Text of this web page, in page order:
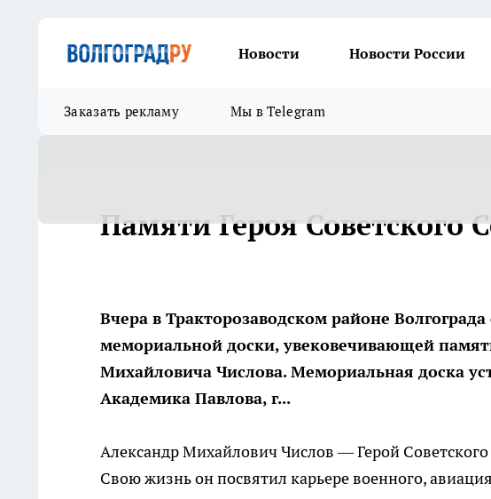
Новости Новости России
Заказать рекламу Мы в Telegram
Памяти Героя Советского
Вчера в Тракторозаводском районе
мемориальной доски, увековечивающей
Михайловича Числова. Мемориальная доска
Академика Павлова, г...
Александр Михайлович Числов — Герой
Свою жизнь он посвятил карьере военного,